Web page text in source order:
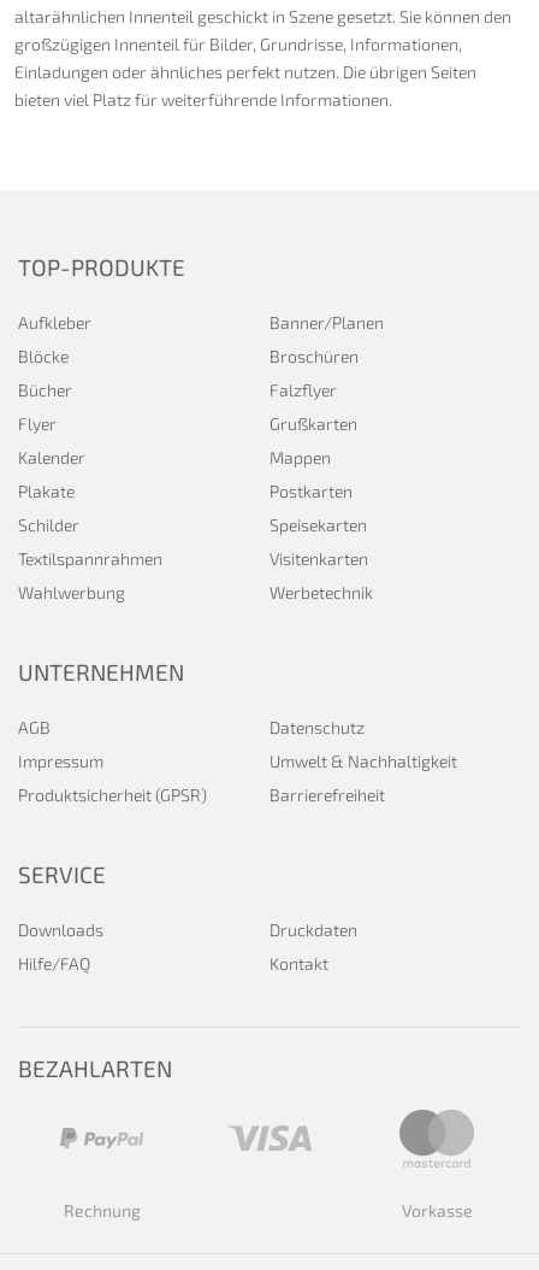
altarähnlichen Innenteil geschickt in Szene gesetzt. Sie können den
großzügigen Innenteil für Bilder, Grundrisse, Informationen,
Einladungen oder ähnliches perfekt nutzen. Die übrigen Seiten
bieten viel Platz für weiterführende Informationen.
TOP-PRODUKTE
Aufkleber
Banner/Planen
Blöcke
Broschüren
Bücher
Falzflyer
Flyer
Grußkarten
Kalender
Mappen
Plakate
Postkarten
Schilder
Speisekarten
Textilspannrahmen
Visitenkarten
Wahlwerbung
Werbetechnik
UNTERNEHMEN
AGB
Datenschutz
Impressum
Umwelt & Nachhaltigkeit
Produktsicherheit (GPSR)
Barrierefreiheit
SERVICE
Downloads
Druckdaten
Hilfe/FAQ
Kontakt
BEZAHLARTEN
Rechnung Vorkasse